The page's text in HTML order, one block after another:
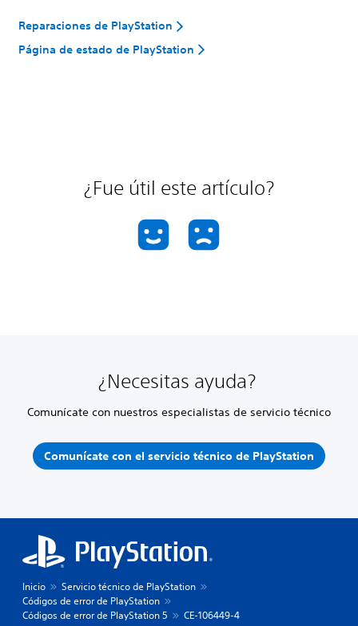
Reparaciones de PlayStation
Página de estado de PlayStation
¿Fue útil este artículo?
¿Necesitas ayuda?
Comunícate con nuestros especialistas de servicio técnico
Comunícate con el servicio técnico de PlayStation
Inicio
Servicio técnico de PlayStation
Códigos de error de PlayStation
Códigos de error de PlayStation 5
CE-106449-4